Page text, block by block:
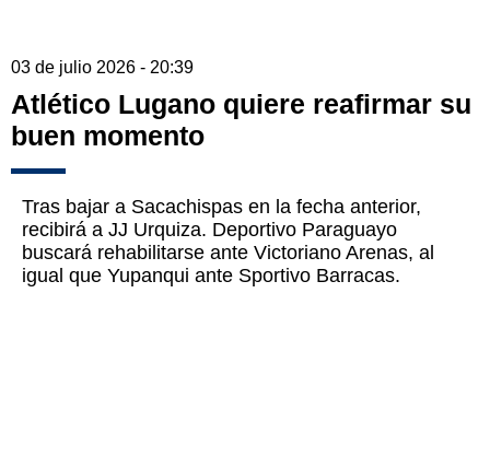
03 de julio 2026 - 20:39
Atlético Lugano quiere reafirmar su
buen momento
Tras bajar a Sacachispas en la fecha anterior,
recibirá a JJ Urquiza. Deportivo Paraguayo
buscará rehabilitarse ante Victoriano Arenas, al
igual que Yupanqui ante Sportivo Barracas.